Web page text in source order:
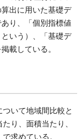
出に用いた基礎デ
り、「個別指標値
いう）、「基礎デ
載している。
いて地域間比較と
り、面積当たり、
求めている。